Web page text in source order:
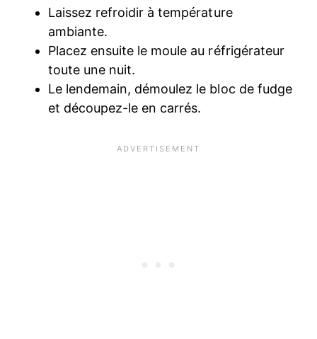
Laissez refroidir à température
ambiante.
Placez ensuite le moule au réfrigérateur
toute une nuit.
Le lendemain, démoulez le bloc de fudge
et découpez-le en carrés.